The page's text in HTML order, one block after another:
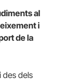
al
i
de la
des dels